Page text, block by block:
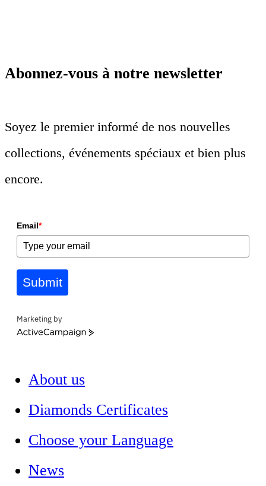
Abonnez-vous à notre newsletter
Soyez le premier informé de nos nouvelles
collections, événements spéciaux et bien plus
encore.
Email*
Submit
Marketing by
ActiveCampaign
About us
Diamonds Certificates
Choose your Language
News